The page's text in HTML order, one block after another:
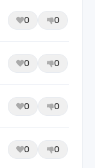
0 0
0 0
0 0
0 0